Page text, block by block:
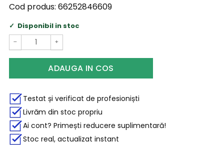
Cod produs: 66252846609
Disponibil in stoc
− +
ADAUGA IN COS
Testat și verificat de profesioniști
Livrăm din stoc propriu
Ai cont? Primești reducere suplimentară!
Stoc real, actualizat instant